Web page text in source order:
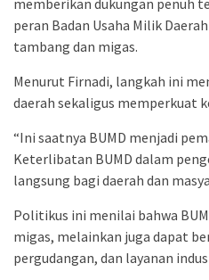
peran Badan Usaha Milik
tambang dan migas.
Menurut Firnadi, langkah ini
daerah sekaligus memperkuat
“Ini saatnya BUMD menjadi
Keterlibatan BUMD dalam
langsung bagi daerah dan
Politikus ini menilai bahwa
migas, melainkan juga dapat
pergudangan, dan layanan